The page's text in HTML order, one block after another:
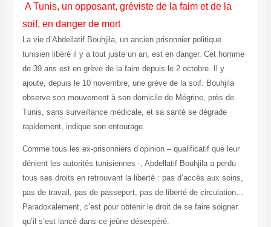
A Tunis, un opposant, gréviste de la faim et de la
soif, en danger de mort
La vie d’Abdellatif Bouhjila, un ancien prisonnier politique
tunisien libéré il y a tout juste un an, est en danger. Cet homme
de 39 ans est en grève de la faim depuis le 2 octobre. Il y
ajoute, depuis le 10 novembre, une grève de la soif. Bouhjila
observe son mouvement à son domicile de Mégrine, près de
Tunis, sans surveillance médicale, et sa santé se dégrade
rapidement, indique son entourage.
Comme tous les ex-prisonniers d’opinion – qualificatif que leur
dénient les autorités tunisiennes -, Abdellatif Bouhjila a perdu
tous ses droits en retrouvant la liberté : pas d’accès aux soins,
pas de travail, pas de passeport, pas de liberté de circulation…
Paradoxalement, c’est pour obtenir le droit de se faire soigner
qu’il s’est lancé dans ce jeûne désespéré.